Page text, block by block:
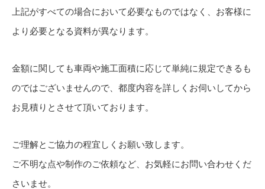
上記がすべての場合において必要なものではなく、お客様に
より必要となる資料が異なります。
金額に関しても車両や施工面積に応じて単純に規定できるも
のではございませんので、都度内容を詳しくお伺いしてから
お見積りとさせて頂いております。
ご理解とご協力の程宜しくお願い致します。
ご不明な点や制作のご依頼など、お気軽にお問い合わせくだ
さいませ。